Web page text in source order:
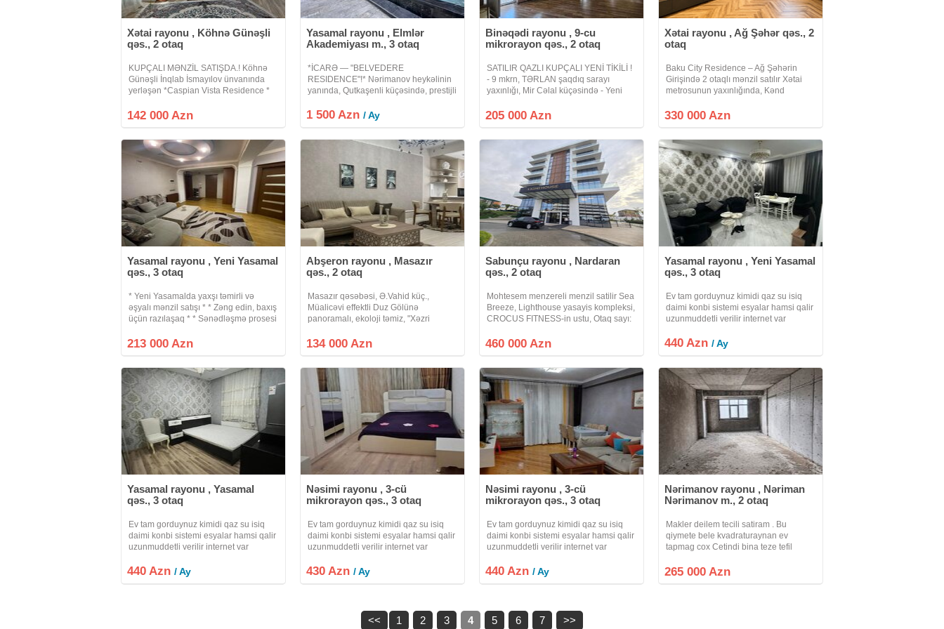
Xətai rayonu , Köhnə Günəşli
qəs., 2 otaq
KUPÇALI MƏNZİL SATIŞDA.! Köhnə
Günəşli İnqlab İsmayılov ünvanında
yerləşən *Caspian Vista Residence *
mərtəbəli binanın 5 ci mərtəbəsində
142 000 Azn
Yasamal rayonu , Elmlər
Akademiyası m., 3 otaq
*İCARƏ — "BELVEDERE
RESIDENCE"!* Nərimanov heykəlinin
yanında, Qutkaşenli küçəsində, prestijli
otaqa düzəltmə. Əla dizayner təmirli,
bütün mebel və texnika ilə təchiz
1 500 Azn/ Ay
Binəqədi rayonu , 9-cu
mikrorayon qəs., 2 otaq
SATILIR QAZLI KUPÇALI YENİ TİKİLİ !
- 9 mkrn, TƏRLAN şaqdıq sarayı
yaxınlığı, Mir Cəlal küçəsində - Yeni
19/18 - MANSARD DEYİL ! - Mənzilin
205 000 Azn
Xətai rayonu , Ağ Şəhər qəs., 2
otaq
Baku City Residence – Ağ Şəhərin
Girişində 2 otaqlı mənzil satılır Xətai
metrosunun yaxınlığında, Kənd
yerləşən və Ağ Şəhər layihəsinə daxil
330 000 Azn
Yasamal rayonu , Yeni Yasamal
qəs., 3 otaq
* Yeni Yasamalda yaxşı təmirli və
əşyalı mənzil satışı * * Zəng edin, baxış
üçün razılaşaq * * Sənədləşmə prosesi
Binanın tipi : yeni tikili * Otaq Sayı : 2
213 000 Azn
Abşeron rayonu , Masazır
qəs., 2 otaq
Masazır qəsəbəsi, Ə.Vahid küç.,
Müalicəvi effektli Duz Gölünə
panoramalı, ekoloji təmiz, "Xəzri
mərtəbəli binanın 6-cı mərtəbəsində
134 000 Azn
Sabunçu rayonu , Nardaran
qəs., 2 otaq
Mohtesem menzereli menzil satilir Sea
Breeze, Lighthouse yasayis kompleksi,
CROCUS FITNESS-in ustu, Otaq sayı:
Qiymet: 460000azn. Xidmet haqqı: 1%
460 000 Azn
Yasamal rayonu , Yeni Yasamal
qəs., 3 otaq
Ev tam gorduynuz kimidi qaz su isiq
daimi konbi sistemi esyalar hamsi qalir
uzunmuddetli verilir internet var
440 Azn/ Ay
Yasamal rayonu , Yasamal
qəs., 3 otaq
Ev tam gorduynuz kimidi qaz su isiq
daimi konbi sistemi esyalar hamsi qalir
uzunmuddetli verilir internet var
440 Azn/ Ay
Nəsimi rayonu , 3-cü
mikrorayon qəs., 3 otaq
Ev tam gorduynuz kimidi qaz su isiq
daimi konbi sistemi esyalar hamsi qalir
uzunmuddetli verilir internet var
430 Azn/ Ay
Nəsimi rayonu , 3-cü
mikrorayon qəs., 3 otaq
Ev tam gorduynuz kimidi qaz su isiq
daimi konbi sistemi esyalar hamsi qalir
uzunmuddetli verilir internet var
440 Azn/ Ay
Nərimanov rayonu , Nəriman
Nərimanov m., 2 otaq
Makler deilem tecili satiram . Bu
qiymete bele kvadraturaynan ev
tapmag cox Cetindi bina teze tefil
Menzilden yebi tikilen boyuk parka ve
265 000 Azn
<< 1 2 3 4 5 6 7 >>